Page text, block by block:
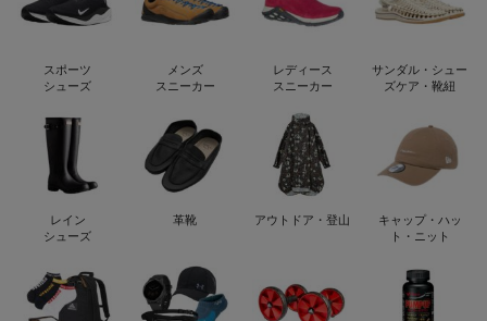
スポーツ
シューズ
メンズ
スニーカー
レディース
スニーカー
サンダル・シュー
ズケア・靴紐
レイン
シューズ
革靴 アウトドア・登山
キャップ・ハッ
ト・ニット